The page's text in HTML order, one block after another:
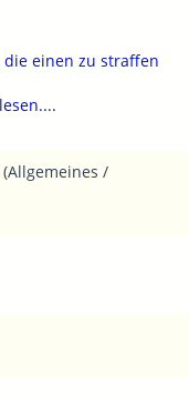
die einen zu straffen
/